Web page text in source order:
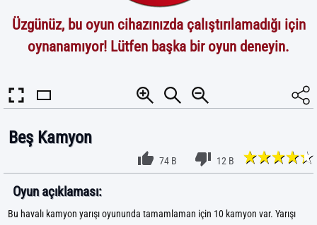
Üzgünüz, bu oyun cihazınızda çalıştırılamadığı için
oynanamıyor! Lütfen başka bir oyun deneyin.
Beş Kamyon
74 B 12 B
Oyun açıklaması:
Bu havalı kamyon yarışı oyununda tamamlaman için 10 kamyon var. Yarışı